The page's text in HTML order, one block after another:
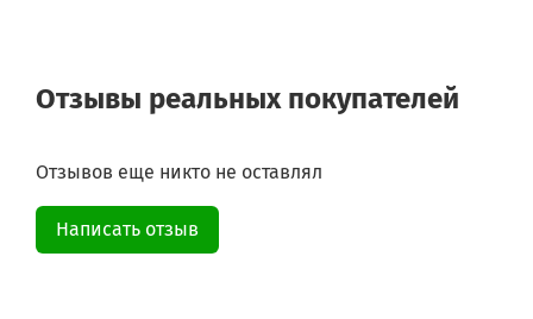
Отзывы реальных покупателей
Отзывов еще никто не оставлял
Написать отзыв